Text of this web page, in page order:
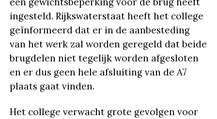
ingesteld. Rijkswaterstaat heeft het college
geïnformeerd dat er in de aanbesteding
van het werk zal worden geregeld dat beide
brugdelen niet tegelijk worden afgesloten
en er dus geen hele afsluiting van de A7
plaats gaat vinden.
Het college verwacht grote gevolgen voor